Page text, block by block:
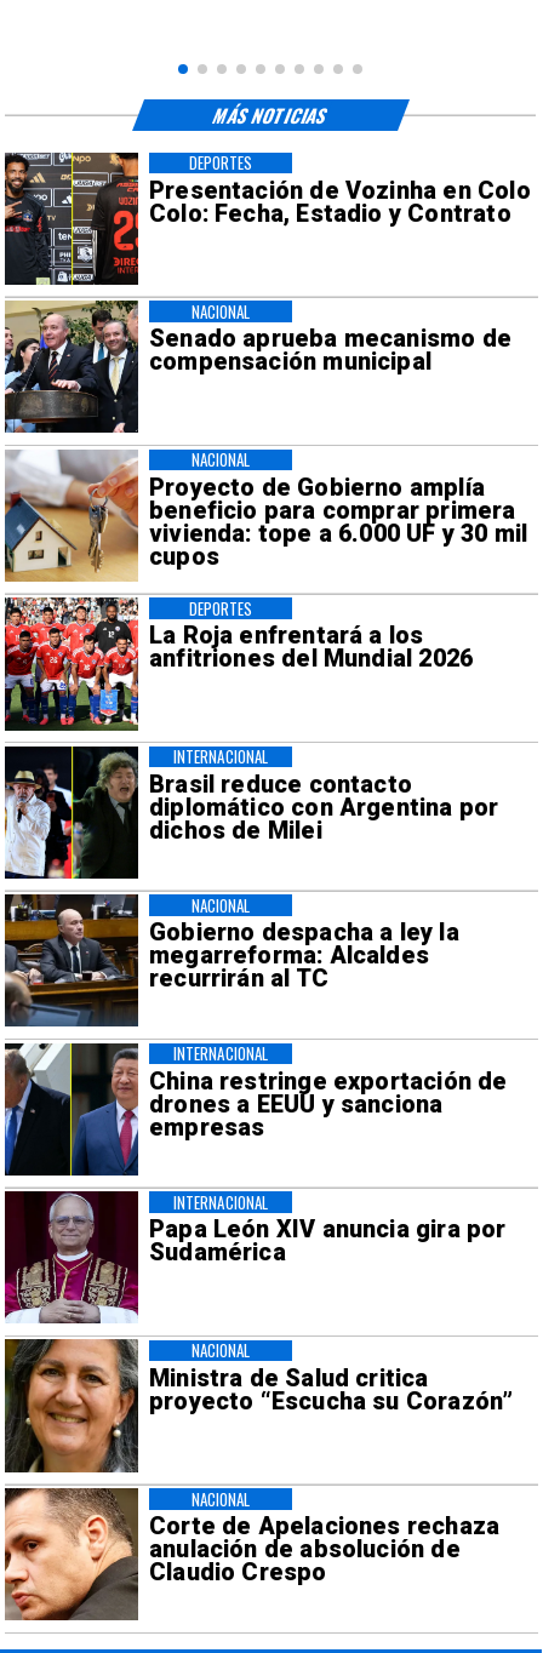
Presentación de Vozinha en Colo
Colo: Fecha, Estadio y Contrato
DEPORTES
Senado aprueba mecanismo de
compensación municipal
NACIONAL
Proyecto de Gobierno amplía
beneficio para comprar primera
vivienda: tope a 6.000 UF y 30 mil
cupos
NACIONAL
La Roja enfrentará a los
anfitriones del Mundial 2026
DEPORTES
Brasil reduce contacto
diplomático con Argentina por
dichos de Milei
INTERNACIONAL
Gobierno despacha a ley la
megarreforma: Alcaldes
recurrirán al TC
NACIONAL
China restringe exportación de
drones a EEUU y sanciona
empresas
INTERNACIONAL
Papa León XIV anuncia gira por
Sudamérica
INTERNACIONAL
Ministra de Salud critica
proyecto “Escucha su Corazón”
NACIONAL
Corte de Apelaciones rechaza
anulación de absolución de
Claudio Crespo
NACIONAL
MÁS NOTICIAS